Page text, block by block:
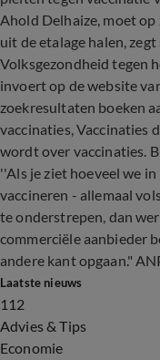
Ahold Delhaize, moet
uit de etalage halen,
Volksgezondheid tegen
invoert op de website
zoekresultaten boeken
vaccinaties, Vaccinaties
wordt over vaccinaties.
''Als je ziet hoeveel we
vaccineren - allemaal
te onderstrepen, dan
commerciële aanbieder
andere kant opgaan."
Laatste nieuws
112
Advies & Tips
Economie